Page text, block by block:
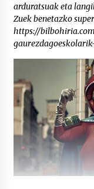
arduratsuak eta
Zuek benetazko
https://